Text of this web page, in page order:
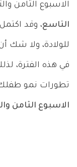
النمو
الاسبوع الثامن
التاسع، وقد
للولادة، ولا
في هذه الفترة،
تطورات نمو
الاسبوع الثامن